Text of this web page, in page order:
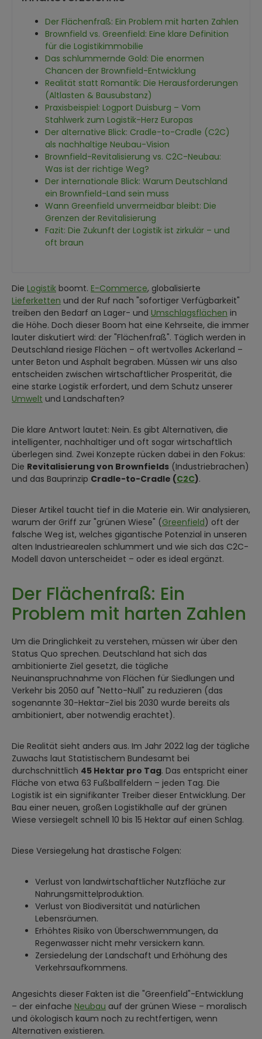
Der Flächenfraß: Ein Problem mit harten Zahlen
Brownfield vs. Greenfield: Eine klare Definition
für die Logistikimmobilie
Das schlummernde Gold: Die enormen
Chancen der Brownfield-Entwicklung
Realität statt Romantik: Die Herausforderungen
(Altlasten & Bausubstanz)
Praxisbeispiel: Logport Duisburg – Vom
Stahlwerk zum Logistik-Herz Europas
Der alternative Blick: Cradle-to-Cradle (C2C)
als nachhaltige Neubau-Vision
Brownfield-Revitalisierung vs. C2C-Neubau:
Was ist der richtige Weg?
Der internationale Blick: Warum Deutschland
ein Brownfield-Land sein muss
Wann Greenfield unvermeidbar bleibt: Die
Grenzen der Revitalisierung
Fazit: Die Zukunft der Logistik ist zirkulär – und
oft braun
Die Logistik boomt. E-Commerce, globalisierte
Lieferketten und der Ruf nach "sofortiger Verfügbarkeit"
treiben den Bedarf an Lager- und Umschlagsflächen in
die Höhe. Doch dieser Boom hat eine Kehrseite, die immer
lauter diskutiert wird: der "Flächenfraß". Täglich werden in
Deutschland riesige Flächen – oft wertvolles Ackerland –
unter Beton und Asphalt begraben. Müssen wir uns also
entscheiden zwischen wirtschaftlicher Prosperität, die
eine starke Logistik erfordert, und dem Schutz unserer
Umwelt und Landschaften?
Die klare Antwort lautet: Nein. Es gibt Alternativen, die
intelligenter, nachhaltiger und oft sogar wirtschaftlich
überlegen sind. Zwei Konzepte rücken dabei in den Fokus:
Die Revitalisierung von Brownfields (Industriebrachen)
und das Bauprinzip Cradle-to-Cradle (C2C).
Dieser Artikel taucht tief in die Materie ein. Wir analysieren,
warum der Griff zur "grünen Wiese" (Greenfield) oft der
falsche Weg ist, welches gigantische Potenzial in unseren
alten Industriearealen schlummert und wie sich das C2C-
Modell davon unterscheidet – oder es ideal ergänzt.
Der Flächenfraß: Ein
Problem mit harten Zahlen
Um die Dringlichkeit zu verstehen, müssen wir über den
Status Quo sprechen. Deutschland hat sich das
ambitionierte Ziel gesetzt, die tägliche
Neuinanspruchnahme von Flächen für Siedlungen und
Verkehr bis 2050 auf "Netto-Null" zu reduzieren (das
sogenannte 30-Hektar-Ziel bis 2030 wurde bereits als
ambitioniert, aber notwendig erachtet).
Die Realität sieht anders aus. Im Jahr 2022 lag der tägliche
Zuwachs laut Statistischem Bundesamt bei
durchschnittlich 45 Hektar pro Tag. Das entspricht einer
Fläche von etwa 63 Fußballfeldern – jeden Tag. Die
Logistik ist ein signifikanter Treiber dieser Entwicklung. Der
Bau einer neuen, großen Logistikhalle auf der grünen
Wiese versiegelt schnell 10 bis 15 Hektar auf einen Schlag.
Diese Versiegelung hat drastische Folgen:
Verlust von landwirtschaftlicher Nutzfläche zur
Nahrungsmittelproduktion.
Verlust von Biodiversität und natürlichen
Lebensräumen.
Erhöhtes Risiko von Überschwemmungen, da
Regenwasser nicht mehr versickern kann.
Zersiedelung der Landschaft und Erhöhung des
Verkehrsaufkommens.
Angesichts dieser Fakten ist die "Greenfield"-Entwicklung
– der einfache Neubau auf der grünen Wiese – moralisch
und ökologisch kaum noch zu rechtfertigen, wenn
Alternativen existieren.